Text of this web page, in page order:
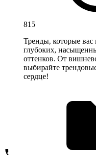
815
Тренды, которые вас
глубоких,
оттенков. От
выбирайте
сердце!